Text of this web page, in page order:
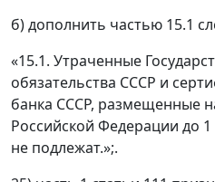
б) дополнить частью 15.1
«15.1. Утраченные
обязательства СССР и
банка СССР, размещенные
Российской Федерации до
не подлежат.»;.